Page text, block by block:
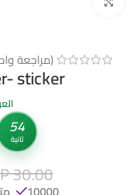
(مراجعة
sticker
54
ثانية
30.00